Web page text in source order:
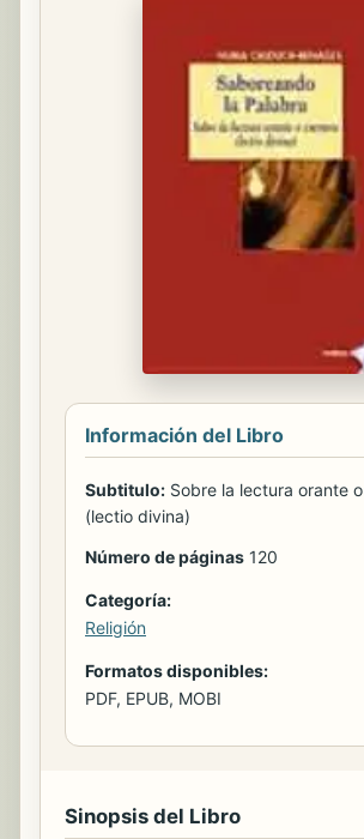
Información del Libro
Subtitulo: Sobre la lectura orante
(lectio divina)
Número de páginas 120
Categoría:
Religión
Formatos disponibles:
PDF, EPUB, MOBI
Sinopsis del Libro